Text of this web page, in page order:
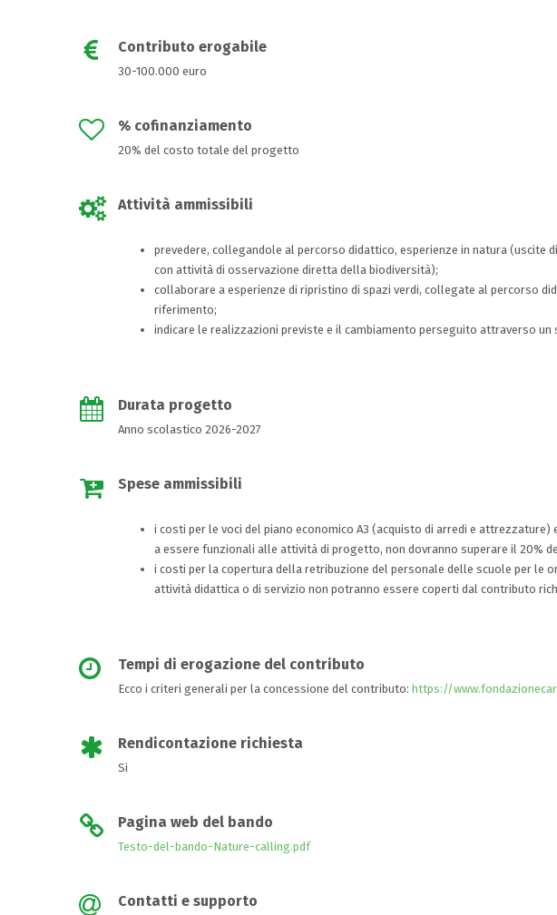
Contributo erogabile
30-100.000 euro
% cofinanziamento
20% del costo totale del progetto
Attività ammissibili
prevedere, collegandole al percorso didattico, esperienze in natura (uscite
con attività di osservazione diretta della biodiversità);
collaborare a esperienze di ripristino di spazi verdi, collegate al percorso
riferimento;
indicare le realizzazioni previste e il cambiamento perseguito attraverso un
Durata progetto
Anno scolastico 2026-2027
Spese ammissibili
i costi per le voci del piano economico A3 (acquisto di arredi e
a essere funzionali alle attività di progetto, non dovranno superare il 20%
i costi per la copertura della retribuzione del personale delle scuole per le
attività didattica o di servizio non potranno essere coperti dal contributo
Tempi di erogazione del contributo
Ecco i criteri generali per la concessione del contributo: https://
Rendicontazione richiesta
Si
Pagina web del bando
Testo-del-bando-Nature-calling.pdf
Contatti e supporto